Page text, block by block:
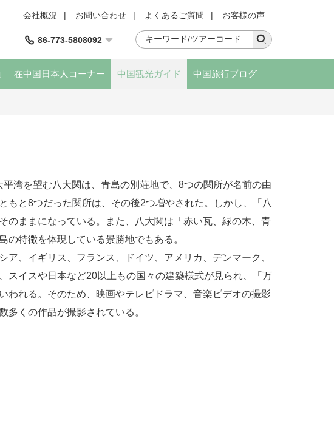
会社概況 | お問い合わせ | よくあるご質問 | お客様の声
86-773-5808092
在中国日本人コーナー 中国観光ガイド 中国旅行ブログ
湾を望む八大関は、青島の別荘地で、8つの関所が名前の由
もと8つだった関所は、その後2つ増やされた。しかし、「八
のままになっている。また、八大関は「赤い瓦、緑の木、青
の特徴を体現している景勝地でもある。
ア、イギリス、フランス、ドイツ、アメリカ、デンマーク、
スイスや日本など20以上もの国々の建築様式が見られ、「万
われる。そのため、映画やテレビドラマ、音楽ビデオの撮影
多くの作品が撮影されている。